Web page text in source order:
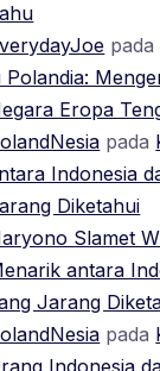
pada
Polandia:
Eropa
pada
Indonesia
Diketahui
Slamet
antara
Jarang
pada
Indonesia